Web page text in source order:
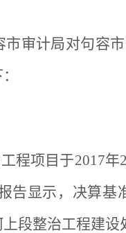
市审计局对句容
程项目于2017
显示，决算基
段整治工程建设